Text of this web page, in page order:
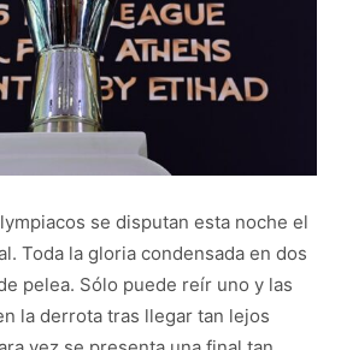
se disputan esta noche el
Toda la gloria condensada en dos
pelea. Sólo puede reír uno y las
la derrota tras llegar tan lejos